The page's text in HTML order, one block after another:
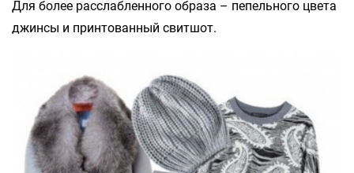
Для более расслабленного образа – пепельного цвета
джинсы и принтованный свитшот.